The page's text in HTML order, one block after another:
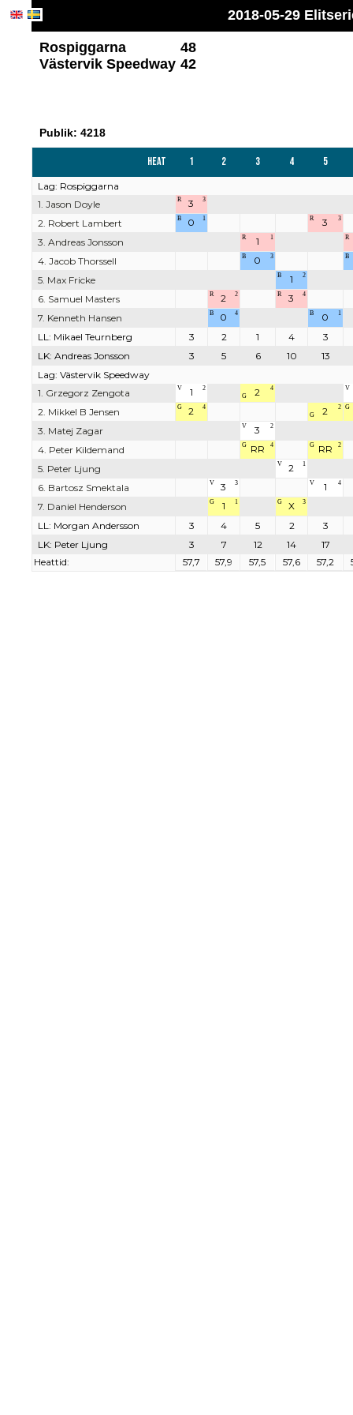
2018-05-29
Rospiggarna
48
Västervik Speedway 42
Publik: 4218
Heat 1 2 3 4 5
Lag: Rospiggarna
1. Jason Doyle
R 3 3
2. Robert Lambert B 0 1 R 3 3
3. Andreas Jonsson R 1 1 R
4. Jacob Thorssell B 0 3 B
5. Max Fricke B 1 2
6. Samuel Masters R 2 2 R 3 4
7. Kenneth Hansen B 0 4 B 0 1
LL: Mikael Teurnberg 3 2 1 4
3
LK: Andreas Jonsson
3 5 6 10
13
Lag: Västervik Speedway
1. Grzegorz Zengota
V 1 2 2
4
G
V
2. Mikkel B Jensen G 2 4 2
2
G
G
3. Matej Zagar V 3 2
4. Peter Kildemand G RR 4 G RR 2
5. Peter Ljung V 2 1
6. Bartosz Smektala V 3 3 V 1 4
7. Daniel Henderson G 1 1 G X 3
LL: Morgan Andersson 3 4 5 2
3
LK: Peter Ljung
3 7 12 14
17
Heattid:
57,7 57,9 57,5 57,6 57,2